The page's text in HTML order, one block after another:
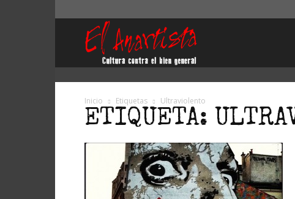
Inicio Etiquetas Ultraviolento
ETIQUETA: